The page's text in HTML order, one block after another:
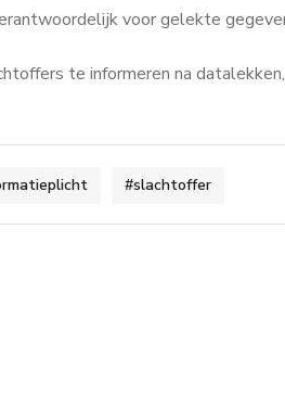
voor gelekte
te informeren na
#slachtoffer